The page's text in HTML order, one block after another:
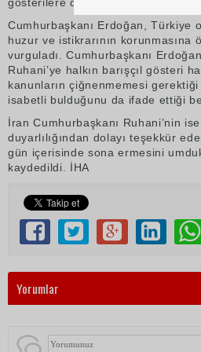
Cumhurbaşkanı Erdoğan, Türkiye
huzur ve istikrarının korunmasına
vurguladı. Cumhurbaşkanı
Ruhani’ye halkın barışçıl gösteri
kanunların çiğnenmemesi gerektiği
isabetli bulduğunu da ifade ettiği
İran Cumhurbaşkanı Ruhani’nin
duyarlılığından dolayı teşekkür
gün içerisinde sona ermesini
kaydedildi. İHA
Yorumlar